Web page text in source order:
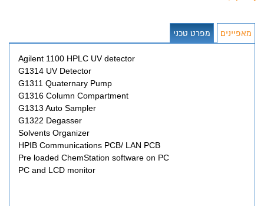
מאפיינים מפרט טכני
Agilent 1100 HPLC UV detector
G1314 UV Detector
G1311 Quaternary Pump
G1316 Column Compartment
G1313 Auto Sampler
G1322 Degasser
Solvents Organizer
HPIB Communications PCB/ LAN PCB
Pre loaded ChemStation software on PC
PC and LCD monitor